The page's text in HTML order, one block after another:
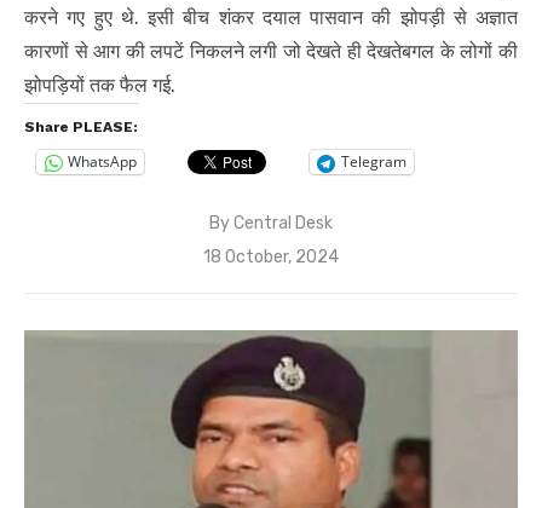
करने गए हुए थे. इसी बीच शंकर दयाल पासवान की झोपड़ी से अज्ञात
कारणों से आग की लपटें निकलने लगी जो देखते ही देखतेबगल के लोगों की
झोपड़ियों तक फैल गई.
Share PLEASE:
WhatsApp Telegram
ByCentral Desk
Posted
18 October, 2024